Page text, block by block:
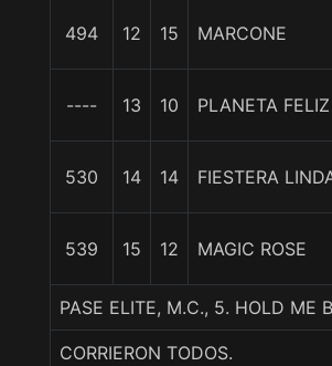
494 12 15 MARCONE
---- 13 10 PLANETA FELIZ
530 14 14 FIESTERA
539 15 12 MAGIC ROSE
PASE ELITE, M.C., 5. HOLD ME
CORRIERON TODOS.